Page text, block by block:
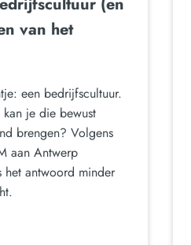
van het
een bedrijfscultuur.
je die bewust
brengen? Volgens
aan Antwerp
antwoord minder